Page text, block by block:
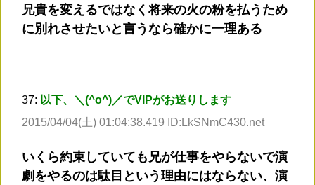
兄貴を変えるではなく将来の火の粉を払うため
に別れさせたいと言うなら確かに一理ある
37: 以下、＼(^o^)／でVIPがお送りします
2015/04/04(土) 01:04:38.419 ID:LkSNmC430.net
いくら約束していても兄が仕事をやらないで演
劇をやるのは駄目という理由にはならない、演